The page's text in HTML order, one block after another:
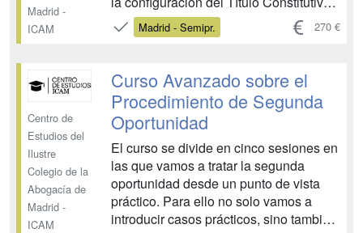
Madrid -
ICAM
Estatutos de una Comunidad; de la
delimitación de los elementos comunes
obligaciones de los propietarios; los
órganos de gobier...
Madrid - Semipr. 270 €
Centro de
Estudios del
Ilustre
Colegio de la
Abogacía de
Madrid -
ICAM
Curso Avanzado sobre el
Procedimiento de Segunda
Oportunidad
El curso se divide en cinco sesiones en
las que vamos a tratar la segunda
oportunidad desde un punto de vista
práctico. Para ello no solo vamos a
introducir casos prácticos, sino también